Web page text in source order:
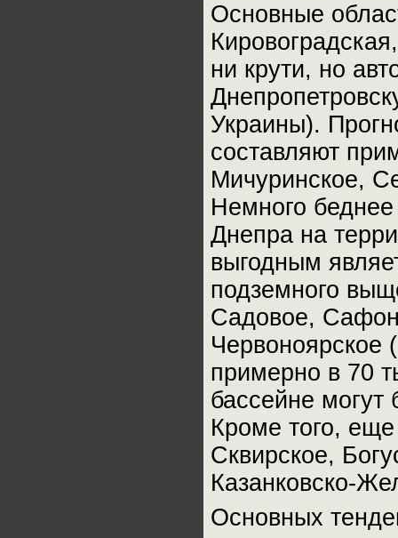
Основные
ни крути, но
Украины).
составляют
Мичуринское,
Немного
Днепра на
выгодным
подземного
Садовое,
Червоноярское
примерно в 70
бассейне
Кроме того,
Сквирское,
Казанковско-
Основных